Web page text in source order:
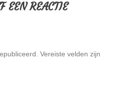
EEN REACTIE
Vereiste velden zijn